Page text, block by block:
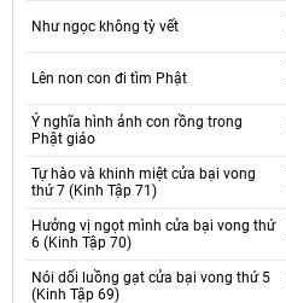
Như ngọc không tỳ vết
Lên non con đi tìm Phật
Ý nghĩa hình ảnh con rồng trong
Phật giáo
Tự hào và khinh miệt cửa bại vong
thứ 7 (Kinh Tập 71)
Hưởng vị ngọt mình cửa bại vong thứ
6 (Kinh Tập 70)
Nói dối luồng gạt cửa bại vong thứ 5
(Kinh Tập 69)